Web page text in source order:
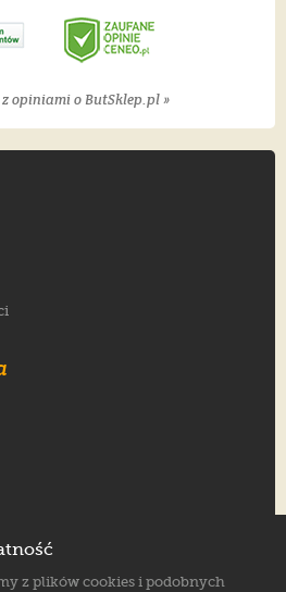
opiniami o ButSklep.pl »
z plików cookies i podobnych